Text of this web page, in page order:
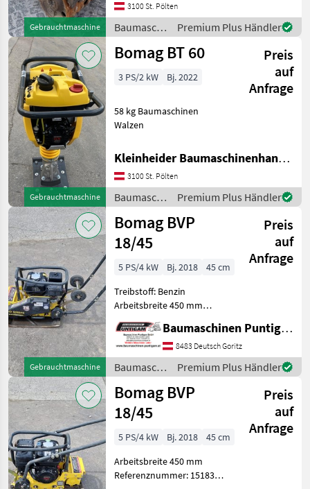
Gebrauchtmaschine
3100 St. Pölten
Baumaschinen
/ Bomag
Premium Plus Händler
Gebrauchtmaschine
Bomag BT 60
Preis
auf
Anfrage
3 PS/2 kW Bj. 2022
58 kg Baumaschinen
Walzen
Kleinheider Baumaschinenhandel GmbH.
3100 St. Pölten
Baumaschinen
/ Bomag
Premium Plus Händler
Gebrauchtmaschine
Bomag BVP
18/45
Preis
auf
Anfrage
5 PS/4 kW Bj. 2018
45 cm
Treibstoff: Benzin
Arbeitsbreite 450 mm
Baumaschinen Puntigam
GmbH Unser Spezialgebiet:
Ankauf - Verkauf -
Vermietung von
Baumaschinen Besu
Baumaschinen Puntigam GmbH
8483 Deutsch Goritz
Baumaschinen
/ Bomag
Premium Plus Händler
Bomag BVP
18/45
Preis
auf
Anfrage
5 PS/4 kW Bj. 2018
45 cm
Arbeitsbreite 450 mm
Referenznummer: 15183